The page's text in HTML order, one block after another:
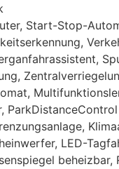
Start-Stop-
LED-